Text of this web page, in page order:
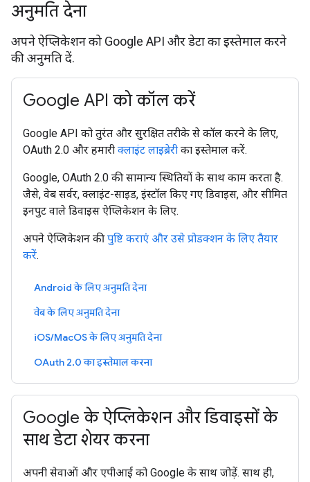
अनुमति देना
अपने ऐप्लिकेशन को Google API और डेटा का इस्तेमाल करने
की अनुमति दें.
Google API को कॉल करें
Google API को तुरंत और सुरक्षित तरीके से कॉल करने के लिए,
OAuth 2.0 और हमारी क्लाइंट लाइब्रेरी का इस्तेमाल करें.
Google, OAuth 2.0 की सामान्य स्थितियों के साथ काम करता है.
जैसे, वेब सर्वर, क्लाइंट-साइड, इंस्टॉल किए गए डिवाइस, और सीमित
इनपुट वाले डिवाइस ऐप्लिकेशन के लिए.
अपने ऐप्लिकेशन कीपुष्टि कराएं और उसे प्रोडक्शन के लिए तैयार
करें.
Android के लिए अनुमति देना
वेब के लिए अनुमति देना
iOS/MacOS के लिए अनुमति देना
OAuth 2.0 का इस्तेमाल करना
Google के ऐप्लिकेशन और डिवाइसों के
साथ डेटा शेयर करना
अपनी सेवाओं और एपीआई को Google के साथ जोड़ें. साथ ही,